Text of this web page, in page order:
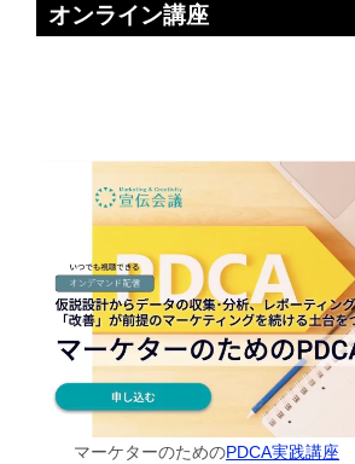
オンライン講座
マーケターのためのPDCA実践講座